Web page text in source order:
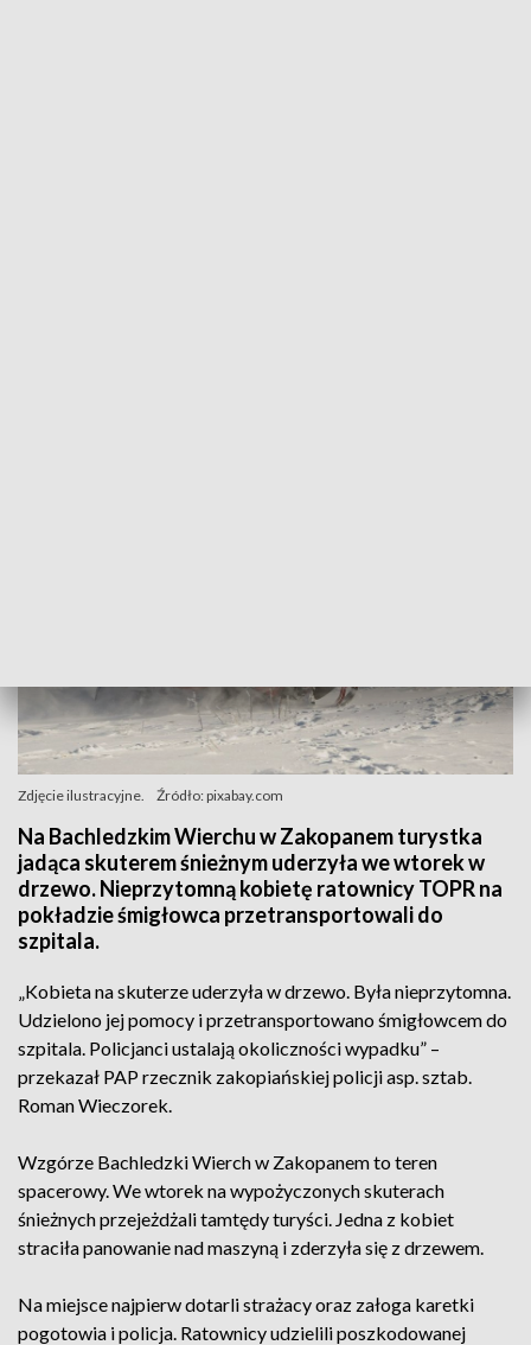
Zdjęcie ilustracyjne. Źródło: pixabay.com
Na Bachledzkim Wierchu w Zakopanem turystka
jadąca skuterem śnieżnym uderzyła we wtorek w
drzewo. Nieprzytomną kobietę ratownicy TOPR na
pokładzie śmigłowca przetransportowali do
szpitala.
„Kobieta na skuterze uderzyła w drzewo. Była nieprzytomna.
Udzielono jej pomocy i przetransportowano śmigłowcem do
szpitala. Policjanci ustalają okoliczności wypadku” –
przekazał PAP rzecznik zakopiańskiej policji asp. sztab.
Roman Wieczorek.
Wzgórze Bachledzki Wierch w Zakopanem to teren
spacerowy. We wtorek na wypożyczonych skuterach
śnieżnych przejeżdżali tamtędy turyści. Jedna z kobiet
straciła panowanie nad maszyną i zderzyła się z drzewem.
Na miejsce najpierw dotarli strażacy oraz załoga karetki
pogotowia i policja. Ratownicy udzielili poszkodowanej